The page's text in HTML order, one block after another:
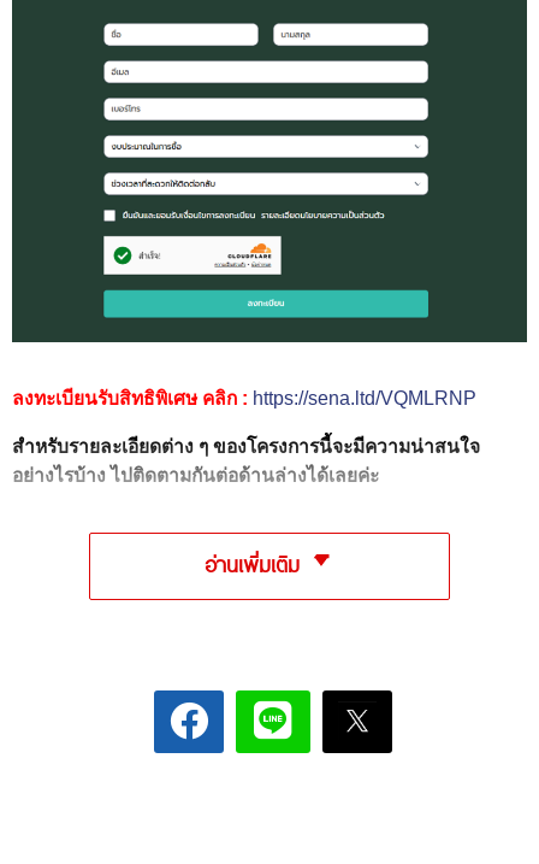
ลงทะเบียนรับสิทธิพิเศษ คลิก : https://sena.ltd/VQMLRNP
สำหรับรายละเอียดต่าง ๆ ของโครงการนี้จะมีความน่าสนใจ
อย่างไรบ้าง ไปติดตามกันต่อด้านล่างได้เลยค่ะ
อ่านเพิ่มเติม